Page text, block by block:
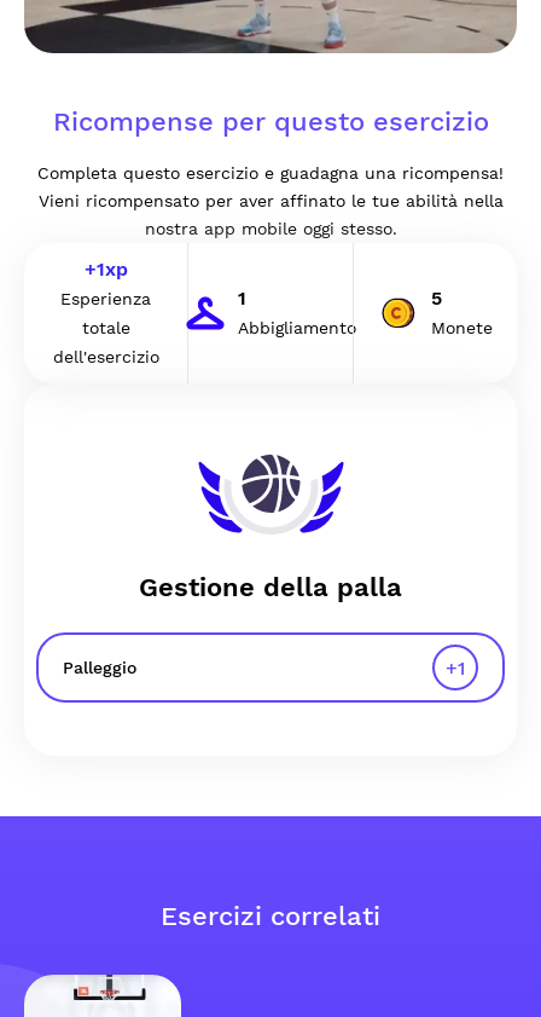
Ricompense per questo esercizio
Completa questo esercizio e guadagna una ricompensa!
Vieni ricompensato per aver affinato le tue abilità nella
nostra app mobile oggi stesso.
+1xp
Esperienza
totale
dell'esercizio
1
Abbigliamento
5
Monete
Gestione della palla
Palleggio +1
Esercizi correlati